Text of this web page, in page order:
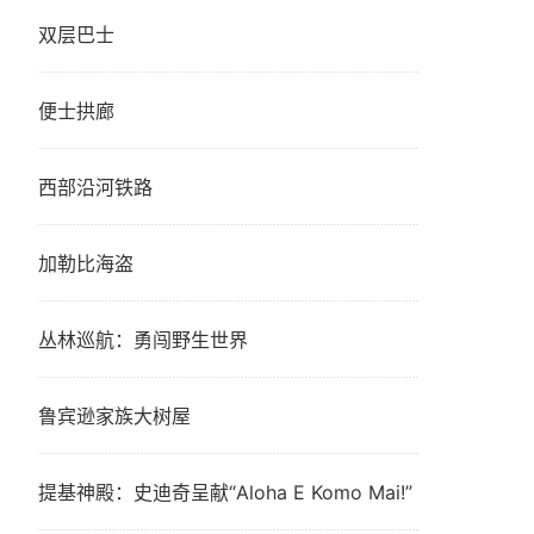
双层巴士
便士拱廊
西部沿河铁路
加勒比海盗
丛林巡航：勇闯野生世界
鲁宾逊家族大树屋
提基神殿：史迪奇呈献“Aloha E Komo Mai!”